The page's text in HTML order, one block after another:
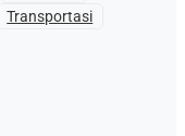
Transportasi